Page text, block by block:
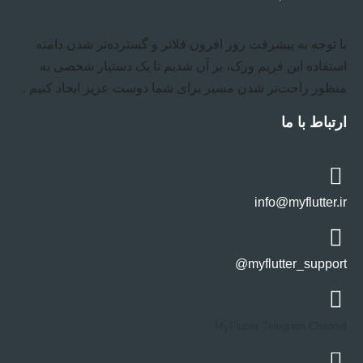
با توجه به پیشرفت روز افزون فلاتر و گسترده‌تر شدن دامنه
استفاده این فریم ورک، بر آن شدیم تا یک دستیار شخصی به
منظور راحت‌تر شدن مسیر برای شما دوست عزیز ایجاد کنیم .
ارتباط با ما
info@myflutter.ir
myflutter_support@